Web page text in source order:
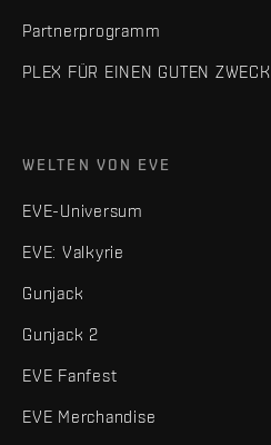
Partnerprogramm
PLEX FÜR EINEN GUTEN ZWECK
WELTEN VON EVE
EVE-Universum
EVE: Valkyrie
Gunjack
Gunjack 2
EVE Fanfest
EVE Merchandise